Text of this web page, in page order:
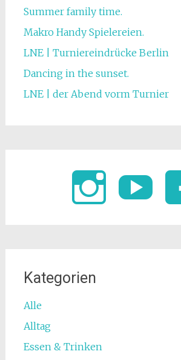
Summer family time.
Makro Handy Spielereien.
LNE | Turniereindrücke Berlin
Dancing in the sunset.
LNE | der Abend vorm Turnier
Kategorien
Alle
Alltag
Essen & Trinken